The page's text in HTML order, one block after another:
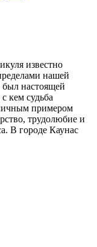
известно
нашей
был настоящей
кем судьба
примером
трудолюбие и
В городе Каунас